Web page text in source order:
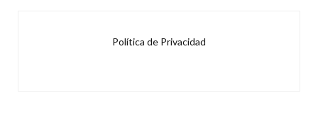
Política de Privacidad